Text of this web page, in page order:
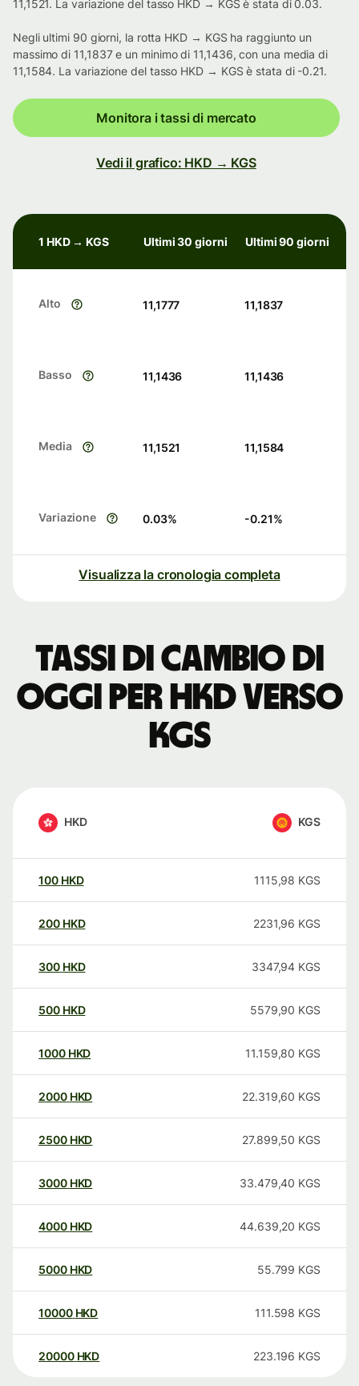
11,1521. La variazione del tasso HKD → KGS è stata di 0.03.
Negli ultimi 90 giorni, la rotta HKD → KGS ha raggiunto un
massimo di 11,1837 e un minimo di 11,1436, con una media di
11,1584. La variazione del tasso HKD → KGS è stata di -0.21.
Monitora i tassi di mercato
Vedi il grafico: HKD → KGS
1 HKD → KGS Ultimi 30 giorni Ultimi 90 giorni
Alto 11,1777 11,1837
Basso 11,1436 11,1436
Media 11,1521 11,1584
Variazione 0.03% -0.21%
Visualizza la cronologia completa
Tassi di cambio di
oggi per HKD verso
KGS
HKD KGS
100 HKD 1115,98 KGS
200 HKD 2231,96 KGS
300 HKD 3347,94 KGS
500 HKD 5579,90 KGS
1000 HKD 11.159,80 KGS
2000 HKD 22.319,60 KGS
2500 HKD 27.899,50 KGS
3000 HKD 33.479,40 KGS
4000 HKD 44.639,20 KGS
5000 HKD 55.799 KGS
10000 HKD 111.598 KGS
20000 HKD 223.196 KGS